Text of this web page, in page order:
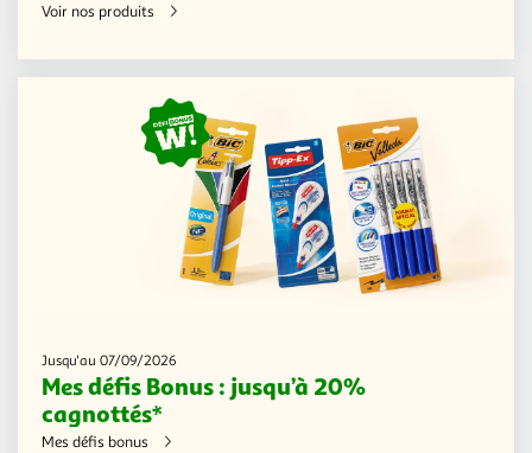
Voir nos produits
Jusqu'au 07/09/2026
Mes défis Bonus : jusqu’à 20%
cagnottés*
Mes défis bonus